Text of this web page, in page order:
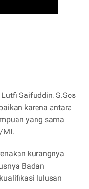
Lutfi Saifuddin, S.Sos
karena antara
yang sama
MI.
kurangnya
Badan
lulusan